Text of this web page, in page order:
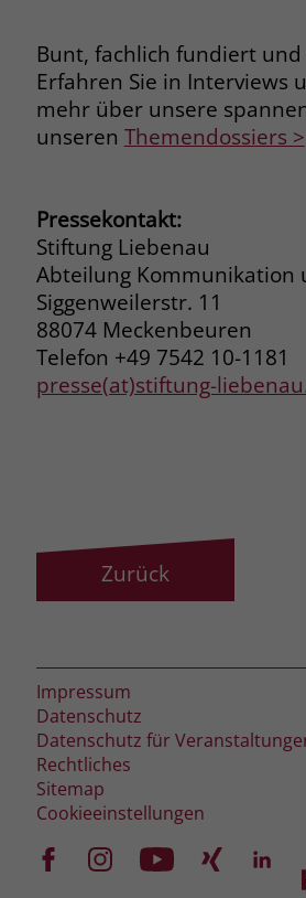
Bunt, fachlich fundiert und
Erfahren Sie in Interviews
mehr über unsere
unseren Themendossiers >
Pressekontakt:
Stiftung Liebenau
Abteilung Kommunikation
Siggenweilerstr. 11
88074 Meckenbeuren
Telefon +49 7542 10-1181
presse(at)stiftung-
Zurück
Impressum
Datenschutz
Datenschutz für
Rechtliches
Sitemap
Cookieeinstellungen